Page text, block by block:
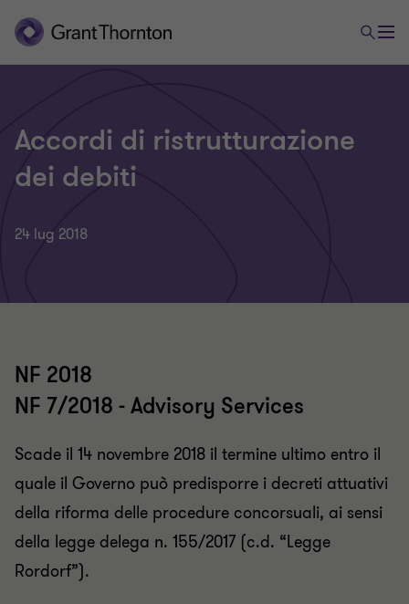
Accordi di ristrutturazione
dei debiti
24 lug 2018
NF 2018
NF 7/2018 - Advisory Services
Scade il 14 novembre 2018 il termine ultimo entro il
quale il Governo può predisporre i decreti attuativi
della riforma delle procedure concorsuali, ai sensi
della legge delega n. 155/2017 (c.d. “Legge
Rordorf”).